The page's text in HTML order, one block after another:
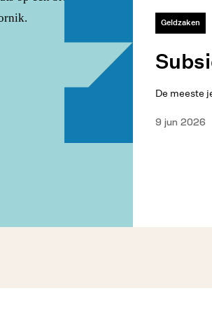
Geldzaken
De meeste
9 jun 2026